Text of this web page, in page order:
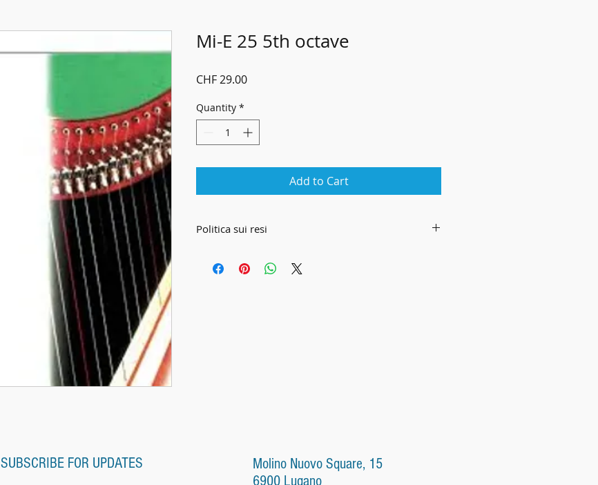
Mi-E 25 5th octave
CHF 29.00Price
Quantity *
Add to Cart
Politica sui resi
schermo (denominazione, prezzo, componenti, peso,
quantità, colore, particolarità dei prodotti, costo
SUBSCRIBE FOR UPDATES
Molino Nuovo Square, 15
6900 Lugano